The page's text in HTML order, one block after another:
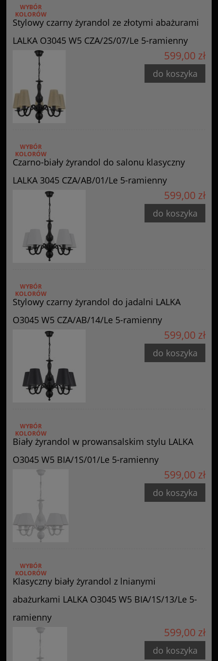
Stylowy czarny żyrandol ze złotymi abażurami
LALKA O3045 W5 CZA/2S/07/Le 5-ramienny
WYBÓR
KOLORÓW
599,00 zł
do koszyka
Czarno-biały żyrandol do salonu klasyczny
LALKA 3045 CZA/AB/01/Le 5-ramienny
WYBÓR
KOLORÓW
599,00 zł
do koszyka
Stylowy czarny żyrandol do jadalni LALKA
O3045 W5 CZA/AB/14/Le 5-ramienny
WYBÓR
KOLORÓW
599,00 zł
do koszyka
Biały żyrandol w prowansalskim stylu LALKA
O3045 W5 BIA/1S/01/Le 5-ramienny
WYBÓR
KOLORÓW
599,00 zł
do koszyka
Klasyczny biały żyrandol z lnianymi
abażurkami LALKA O3045 W5 BIA/1S/13/Le 5-
ramienny
WYBÓR
KOLORÓW
599,00 zł
do koszyka